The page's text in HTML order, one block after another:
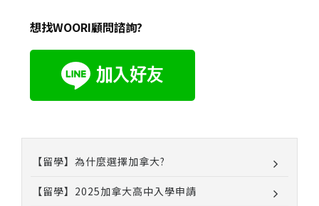
想找WOORI顧問諮詢?
【留學】為什麼選擇加拿大?
【留學】2025加拿大高中入學申請